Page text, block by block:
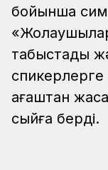
бойынша
табыстады
ағаштан
сыйға берді.